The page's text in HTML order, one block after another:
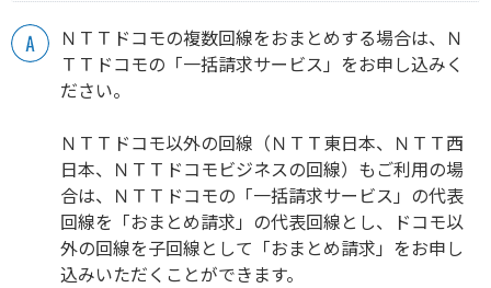
ＮＴＴドコモの複数回線をおまとめする場合は、Ｎ
ＴＴドコモの「一括請求サービス」をお申し込みく
ださい。
ＮＴＴドコモ以外の回線（ＮＴＴ東日本、ＮＴＴ西
日本、ＮＴＴドコモビジネスの回線）もご利用の場
合は、ＮＴＴドコモの「一括請求サービス」の代表
回線を「おまとめ請求」の代表回線とし、ドコモ以
外の回線を子回線として「おまとめ請求」をお申し
込みいただくことができます。